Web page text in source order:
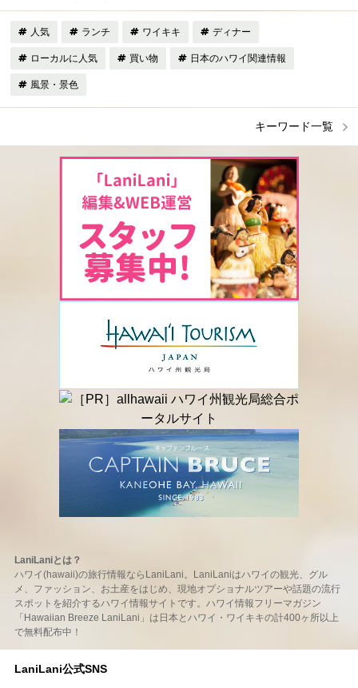
人気 ランチ ワイキキ ディナー
ローカルに人気 買い物 日本のハワイ関連情報
風景・景色
キーワード一覧
LaniLaniとは？
ハワイ(hawaii)の旅行情報ならLaniLani。LaniLaniはハワイの観光、グル
メ、ファッション、お土産をはじめ、現地オプショナルツアーや話題の流行
スポットを紹介するハワイ情報サイトです。ハワイ情報フリーマガジン
「Hawaiian Breeze LaniLani」は日本とハワイ・ワイキキの計400ヶ所以上
で無料配布中！
LaniLani公式SNS